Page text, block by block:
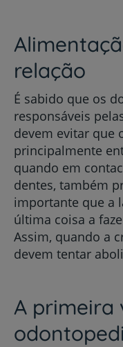
relação
É sabido que os
responsáveis
devem evitar que
principalmente
quando em
dentes, também
importante que a
última coisa a
Assim, quando a
devem tentar
A primeira